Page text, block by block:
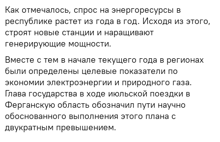
Как отмечалось, спрос на энергоресурсы в
республике растет из года в год. Исходя из этого,
строят новые станции и наращивают
генерирующие мощности.
Вместе с тем в начале текущего года в регионах
были определены целевые показатели по
экономии электроэнергии и природного газа.
Глава государства в ходе июльской поездки в
Ферганскую область обозначил пути научно
обоснованного выполнения этого плана с
двукратным превышением.